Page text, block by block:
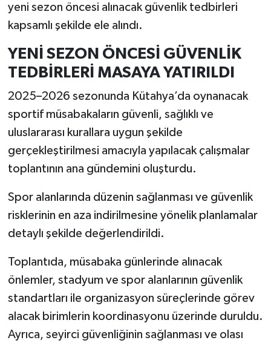
yeni sezon öncesi alınacak güvenlik tedbirleri
kapsamlı şekilde ele alındı.
YENİ SEZON ÖNCESİ GÜVENLİK
TEDBİRLERİ MASAYA YATIRILDI
2025–2026 sezonunda Kütahya’da oynanacak
sportif müsabakaların güvenli, sağlıklı ve
uluslararası kurallara uygun şekilde
gerçekleştirilmesi amacıyla yapılacak çalışmalar
toplantının ana gündemini oluşturdu.
Spor alanlarında düzenin sağlanması ve güvenlik
risklerinin en aza indirilmesine yönelik planlamalar
detaylı şekilde değerlendirildi.
Toplantıda, müsabaka günlerinde alınacak
önlemler, stadyum ve spor alanlarının güvenlik
standartları ile organizasyon süreçlerinde görev
alacak birimlerin koordinasyonu üzerinde duruldu.
Ayrıca, seyirci güvenliğinin sağlanması ve olası
Magazin
Otomobil
Pazarlar
Resmi İlan
Sağlık
Simav
Spor